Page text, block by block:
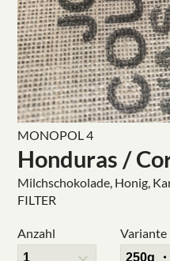
MONOPOL 4
Honduras /
Milchschokolade, Honig,
FILTER
Anzahl Variante